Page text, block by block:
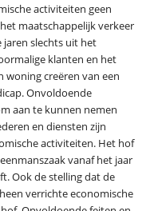
activiteiten geen
maatschappelijk verkeer
jaren slechts uit het
klanten en het
woning creëren van een
Onvoldoende
aan te kunnen nemen
en diensten zijn
activiteiten. Het hof
vanaf het jaar
Ook de stelling dat de
verrichte economische